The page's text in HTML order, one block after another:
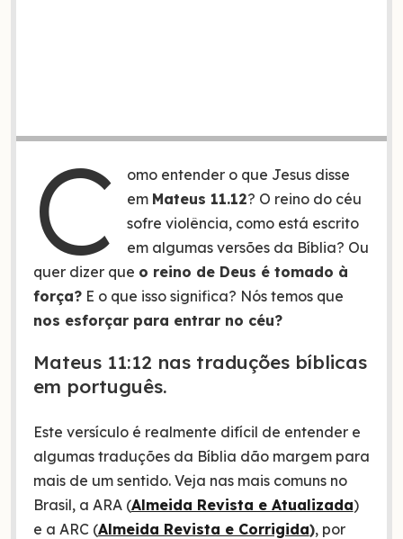
C
omo entender o que Jesus disse
em Mateus 11.12? O reino do céu
sofre violência, como está escrito
em algumas versões da Bíblia? Ou
quer dizer que o reino de Deus é tomado à
força?E o que isso significa? Nós temos que
nos esforçar para entrar no céu?
Mateus 11:12 nas traduções bíblicas
em português.
Este versículo é realmente difícil de entender e
algumas traduções da Bíblia dão margem para
mais de um sentido. Veja nas mais comuns no
Brasil, a ARA (Almeida Revista e Atualizada)
e a ARC (Almeida Revista e Corrigida), por